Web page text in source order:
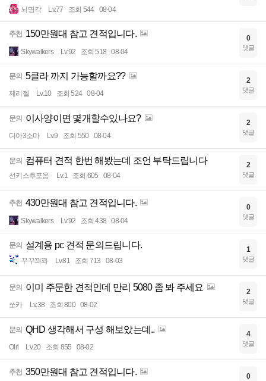
뇌명각 Lv.77 조회 544 08-04
추천 150만원대 참고 견적입니다.
Skywalkers Lv.92 조회 518 08-04
0
댓글
문의 5클라 까지 가능할까요??
제리젤 Lv.10 조회 524 08-04
2
댓글
문의 이사양이면 몇개할수있나요?
디아3소마 Lv.9 조회 550 08-04
2
댓글
문의 컴퓨터 견적 한번 해봤는데 조언 부탁드립니다
선키스후포옹 Lv.1 조회 605 08-04
2
댓글
추천 430만원대 참고 견적입니다.
Skywalkers Lv.92 조회 438 08-04
0
댓글
문의 설계용 pc 견적 문의드립니다.
꾸꾸꽈꽈 Lv.81 조회 713 08-03
1
댓글
문의 이미 주문한 견적인데 만리 5080 좀 봐 주세요
쏘카 Lv.38 조회 800 08-02
2
댓글
문의 QHD 생각해서 구성 해보았는데..
Olri Lv.20 조회 855 08-02
4
댓글
추천 350만원대 참고 견적입니다. 0